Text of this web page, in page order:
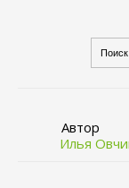
Автор
Илья